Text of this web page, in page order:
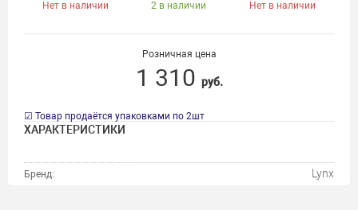
Нет в наличии
2 в наличии
Нет в наличии
Розничная цена
1 310 руб.
☑ Товар продаётся упаковками по 2шт
ХАРАКТЕРИСТИКИ
Бренд: Lynx